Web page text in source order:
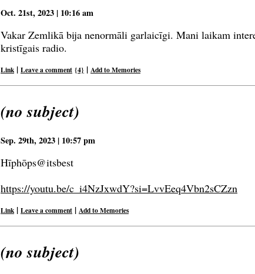
Oct. 21st, 2023 | 10:16 am
Vakar Zemlikā bija nenormāli garlaicīgi. Mani laikam
kristīgais radio.
Link | Leave a comment {4} | Add to Memories
(no subject)
Sep. 29th, 2023 | 10:57 pm
Hīphōps@itsbest
https://youtu.be/c_i4NzJxwdY?si=LvvEeq4Vbn2sCZzn
Link | Leave a comment | Add to Memories
(no subject)